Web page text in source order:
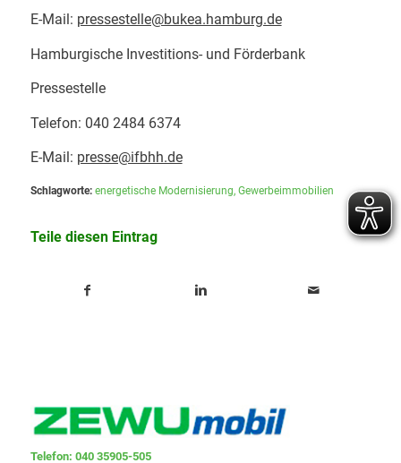
E-Mail: pressestelle@bukea.hamburg.de
Hamburgische Investitions- und Förderbank
Pressestelle
Telefon: 040 2484 6374
E-Mail: presse@ifbhh.de
Schlagworte: energetische Modernisierung, Gewerbeimmobilien
Teile diesen Eintrag
Telefon: 040 35905-505